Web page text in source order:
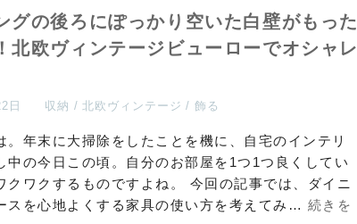
グの後ろにぽっかり空いた白壁がもった
北欧ヴィンテージビューローでオシャレ
日 収納 北欧ヴィンテージ 飾る
。年末に大掃除をしたことを機に、自宅のインテリ
中の今日この頃。自分のお部屋を1つ1つ良くしてい
クワクするものですよね。 今回の記事では、ダイニ
スを心地よくする家具の使い方を考えてみ… 続きを